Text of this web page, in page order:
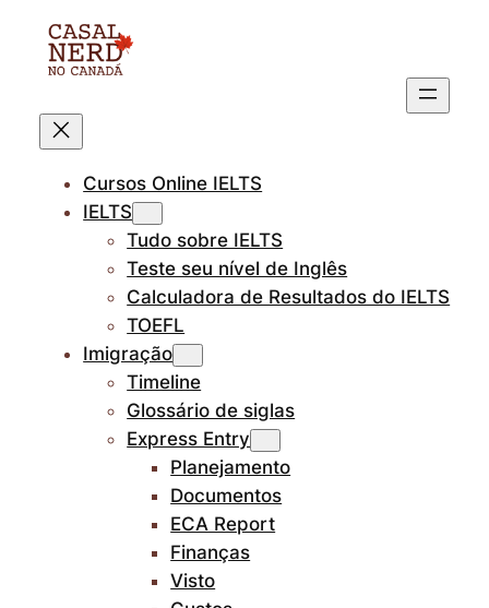
Cursos Online IELTS
IELTS
Tudo sobre IELTS
Teste seu nível de Inglês
Calculadora de Resultados do IELTS
TOEFL
Imigração
Timeline
Glossário de siglas
Express Entry
Planejamento
Documentos
ECA Report
Finanças
Visto